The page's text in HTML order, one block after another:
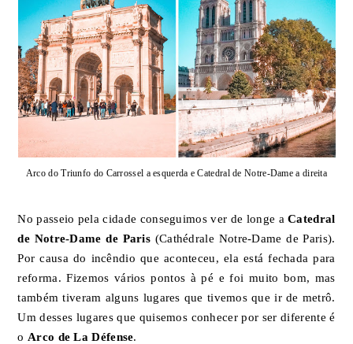
Arco do Triunfo do Carrossel a esquerda e Catedral de Notre-Dame a direita
No passeio pela cidade conseguimos ver de longe aCatedral
de Notre-Dame de Paris (Cathédrale Notre-Dame de Paris).
Por causa do incêndio que aconteceu, ela está fechada para
reforma. Fizemos vários pontos à pé e foi muito bom, mas
também tiveram alguns lugares que tivemos que ir de metrô.
Um desses lugares que quisemos conhecer por ser diferente é
o Arco de La Défense.